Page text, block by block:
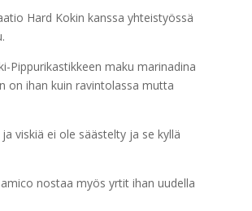
Hard Kokin kanssa yhteistyössä
Pippurikastikkeen maku marinadina
on ihan kuin ravintolassa mutta
viskiä ei ole säästelty ja se kyllä
nostaa myös yrtit ihan uudella